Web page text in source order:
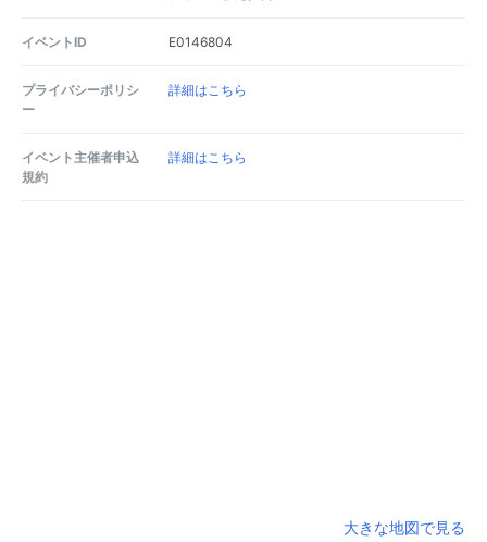
イベントID E0146804
プライバシーポリシ
ー
詳細はこちら
イベント主催者申込
規約
詳細はこちら
大きな地図で見る